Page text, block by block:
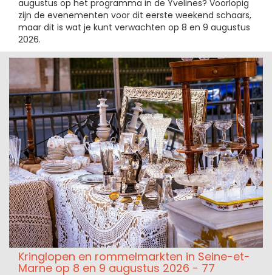
augustus op het programma in de Yvelines? Voorlopig
zijn de evenementen voor dit eerste weekend schaars,
maar dit is wat je kunt verwachten op 8 en 9 augustus
2026.
Kringlopen en rommelmarkten in Seine-et-
Marne op 8 en 9 augustus 2026 - 77